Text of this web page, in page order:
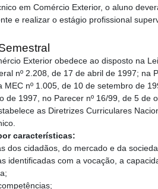
em Comércio Exterior, o aluno
e realizar o estágio profissional
Exterior obedece ao disposto na
nº 2.208, de 17 de abril de 1997; na
nº 1.005, de 10 de setembro de
de 1997, no Parecer nº 16/99, de 5 de
as Diretrizes Curriculares
características:
dos cidadãos, do mercado e da
identificadas com a vocação, a